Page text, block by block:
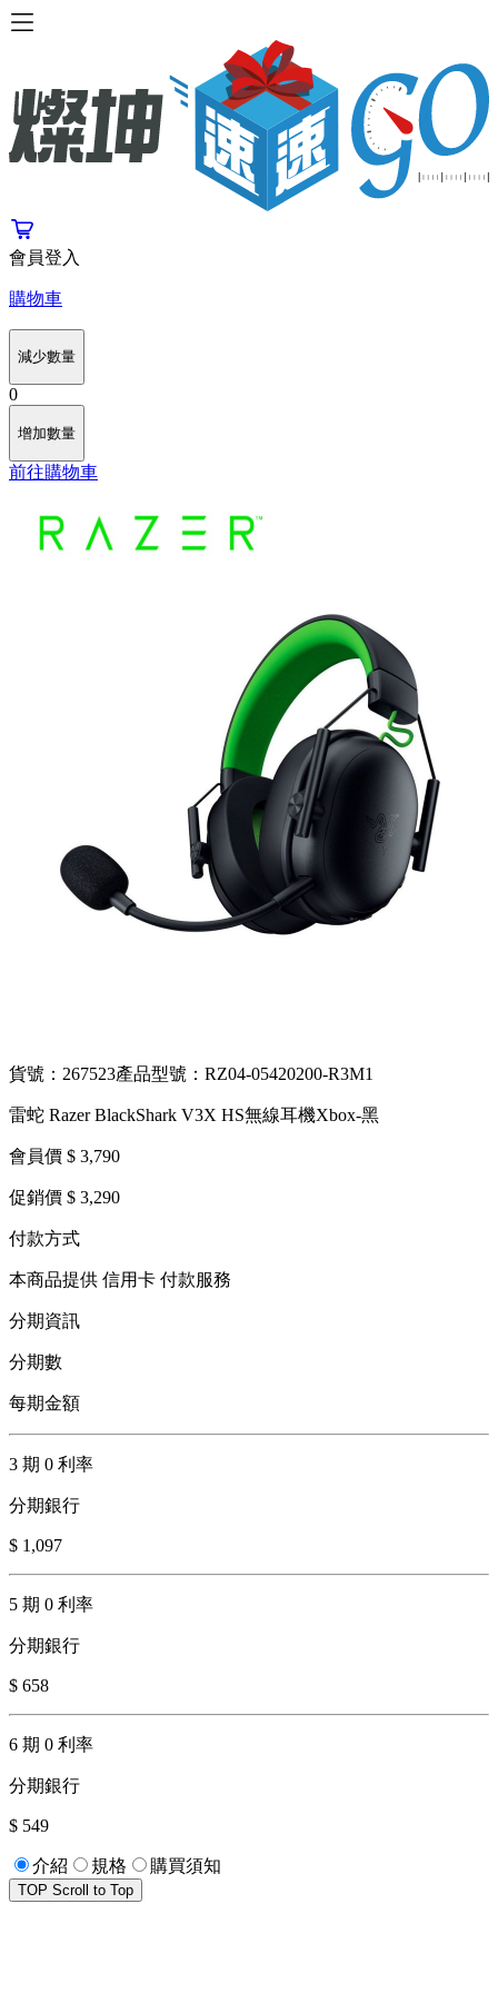
會員登入
購物車
減少數量
0
增加數量
前往購物車
貨號：267523產品型號：RZ04-05420200-R3M1
雷蛇 Razer BlackShark V3X HS無線耳機Xbox-黑
會員價 $ 3,790
促銷價 $ 3,290
付款方式
本商品提供 信用卡 付款服務
分期資訊
分期數
每期金額
3 期 0 利率
分期銀行
$ 1,097
5 期 0 利率
分期銀行
$ 658
6 期 0 利率
分期銀行
$ 549
介紹 規格 購買須知
TOP Scroll to Top